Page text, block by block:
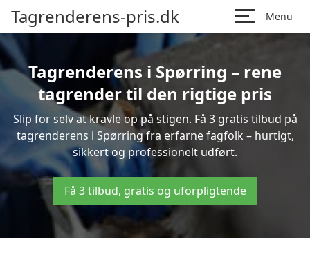
Tagrenderens-pris.dk Menu
Tagrenderens i Spørring – rene
tagrender til den rigtige pris
Slip for selv at kravle op på stigen. Få 3 gratis tilbud på
tagrenderens i Spørring fra erfarne fagfolk – hurtigt,
sikkert og professionelt udført.
Få 3 tilbud, gratis og uforpligtende